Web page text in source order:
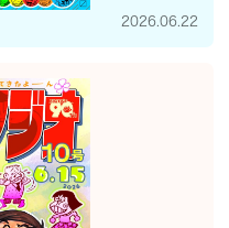
2026.06.22